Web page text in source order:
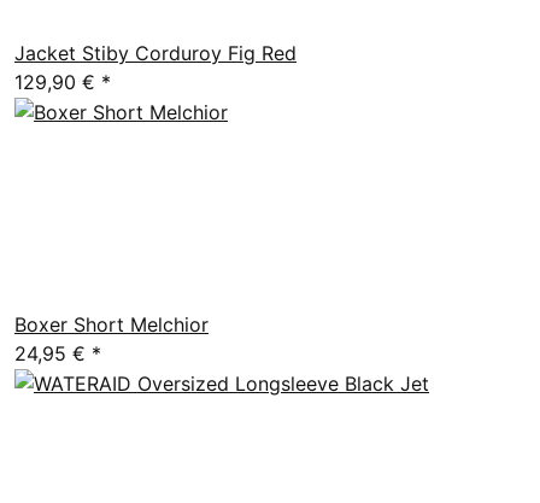
Jacket Stiby Corduroy Fig Red
129,90 € *
Boxer Short Melchior
24,95 € *